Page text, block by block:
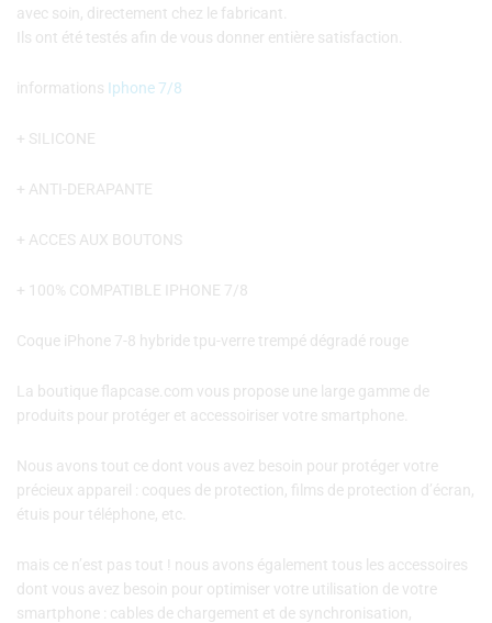
avec soin, directement chez le fabricant.
Ils ont été testés afin de vous donner entière satisfaction.
informations Iphone 7/8
+ SILICONE
+ ANTI-DERAPANTE
+ ACCES AUX BOUTONS
+ 100% COMPATIBLE IPHONE 7/8
Coque iPhone 7-8 hybride tpu-verre trempé dégradé rouge
La boutique flapcase.com vous propose une large gamme de
produits pour protéger et accessoiriser votre smartphone.
Nous avons tout ce dont vous avez besoin pour protéger votre
précieux appareil : coques de protection, films de protection d’écran,
étuis pour téléphone, etc.
mais ce n’est pas tout ! nous avons également tous les accessoires
dont vous avez besoin pour optimiser votre utilisation de votre
smartphone : cables de chargement et de synchronisation,